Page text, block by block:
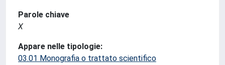
Parole chiave
X
Appare nelle tipologie:
03.01 Monografia o trattato scientifico